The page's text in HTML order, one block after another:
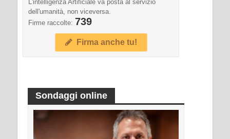
L'intelligenza Artificiale va posta al servizio
dell'umanità, non viceversa.
Firme raccolte: 739
Firma anche tu!
Sondaggi online